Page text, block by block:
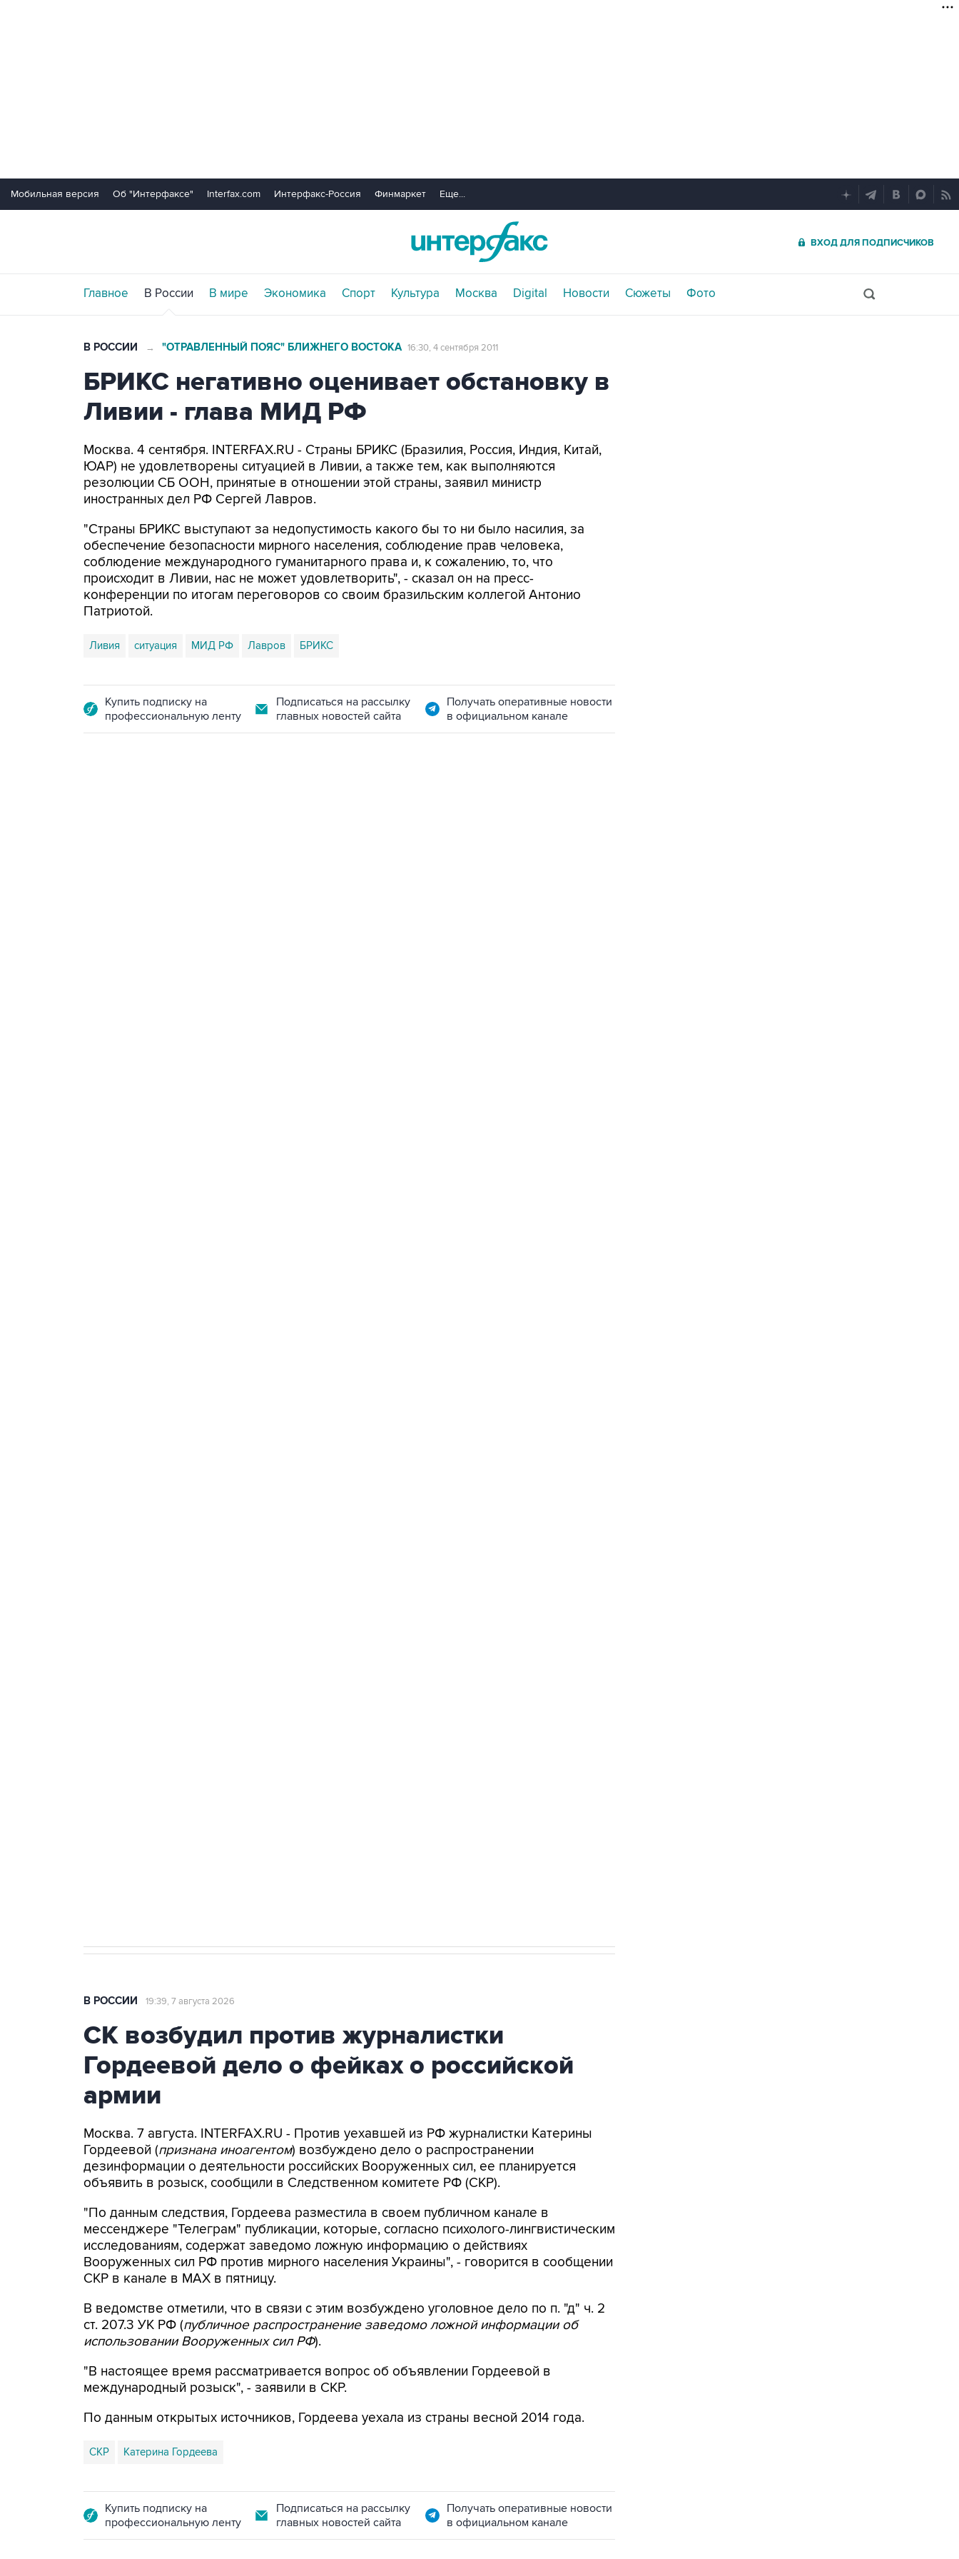
Мобильная версия Об "Интерфаксе" Interfax.com Интерфакс-Россия Финмаркет Еще...
ВХОД ДЛЯ ПОДПИСЧИКОВ
Главное В России В мире Экономика Спорт Культура Москва Digital Новости Сюжеты Фото
В РОССИИ → "ОТРАВЛЕННЫЙ ПОЯС" БЛИЖНЕГО ВОСТОКА 16:30, 4 сентября 2011
БРИКС негативно оценивает обстановку в
Ливии - глава МИД РФ
Москва. 4 сентября. INTERFAX.RU - Страны БРИКС (Бразилия, Россия, Индия, Китай,
ЮАР) не удовлетворены ситуацией в Ливии, а также тем, как выполняются
резолюции СБ ООН, принятые в отношении этой страны, заявил министр
иностранных дел РФ Сергей Лавров.
"Страны БРИКС выступают за недопустимость какого бы то ни было насилия, за
обеспечение безопасности мирного населения, соблюдение прав человека,
соблюдение международного гуманитарного права и, к сожалению, то, что
происходит в Ливии, нас не может удовлетворить", - сказал он на пресс-
конференции по итогам переговоров со своим бразильским коллегой Антонио
Патриотой.
Ливия ситуация МИД РФ Лавров БРИКС
Купить подписку на
профессиональную ленту
Подписаться на рассылку
главных новостей сайта
Получать оперативные новости
в официальном канале
В РОССИИ 19:39, 7 августа 2026
СК возбудил против журналистки
Гордеевой дело о фейках о российской
армии
Москва. 7 августа. INTERFAX.RU - Против уехавшей из РФ журналистки Катерины
Гордеевой (признана иноагентом) возбуждено дело о распространении
дезинформации о деятельности российских Вооруженных сил, ее планируется
объявить в розыск, сообщили в Следственном комитете РФ (СКР).
"По данным следствия, Гордеева разместила в своем публичном канале в
мессенджере "Телеграм" публикации, которые, согласно психолого-лингвистическим
исследованиям, содержат заведомо ложную информацию о действиях
Вооруженных сил РФ против мирного населения Украины", - говорится в сообщении
СКР в канале в MAX в пятницу.
В ведомстве отметили, что в связи с этим возбуждено уголовное дело по п. "д" ч. 2
ст. 207.3 УК РФ (публичное распространение заведомо ложной информации об
использовании Вооруженных сил РФ).
"В настоящее время рассматривается вопрос об объявлении Гордеевой в
международный розыск", - заявили в СКР.
По данным открытых источников, Гордеева уехала из страны весной 2014 года.
СКР Катерина Гордеева
Купить подписку на
профессиональную ленту
Подписаться на рассылку
главных новостей сайта
Получать оперативные новости
в официальном канале